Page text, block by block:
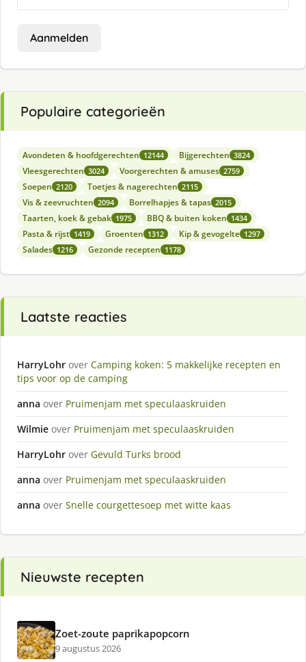
Aanmelden
Populaire categorieën
Avondeten & hoofdgerechten 12144 Bijgerechten 3824
Vleesgerechten 3024 Voorgerechten & amuses 2759
Soepen 2120 Toetjes & nagerechten 2115
Vis & zeevruchten 2094 Borrelhapjes & tapas 2015
Taarten, koek & gebak 1975 BBQ & buiten koken 1434
Pasta & rijst 1419 Groenten 1312 Kip & gevogelte 1297
Salades 1216 Gezonde recepten 1178
Laatste reacties
HarryLohr over Camping koken: 5 makkelijke recepten en
tips voor op de camping
anna over Pruimenjam met speculaaskruiden
Wilmie over Pruimenjam met speculaaskruiden
HarryLohr over Gevuld Turks brood
anna over Pruimenjam met speculaaskruiden
anna over Snelle courgettesoep met witte kaas
Nieuwste recepten
Zoet-zoute paprikapopcorn
9 augustus 2026